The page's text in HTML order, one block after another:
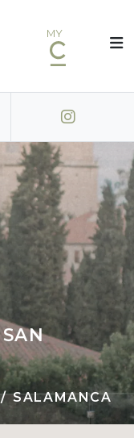
MY
SALAMANCA